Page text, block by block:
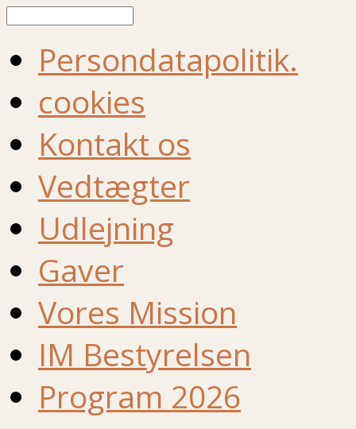
Persondatapolitik.
cookies
Kontakt os
Vedtægter
Udlejning
Gaver
Vores Mission
IM Bestyrelsen
Program 2026